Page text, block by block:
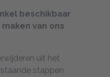
beschikbaar
van ons
uit het
stappen